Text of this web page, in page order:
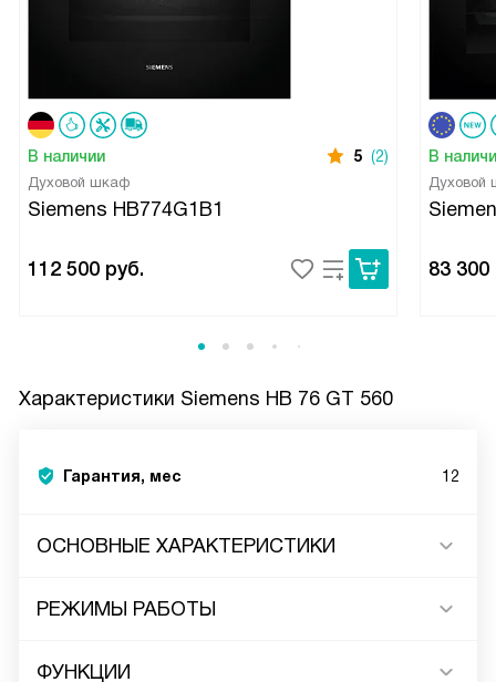
В наличии 5 (2)
Духовой шкаф
Siemens HB774G1B1
112 500 руб.
В
Духовой
83 300
Характеристики Siemens HB 76 GT 560
Гарантия, мес 12
ОСНОВНЫЕ ХАРАКТЕРИСТИКИ
РЕЖИМЫ РАБОТЫ
ФУНКЦИИ